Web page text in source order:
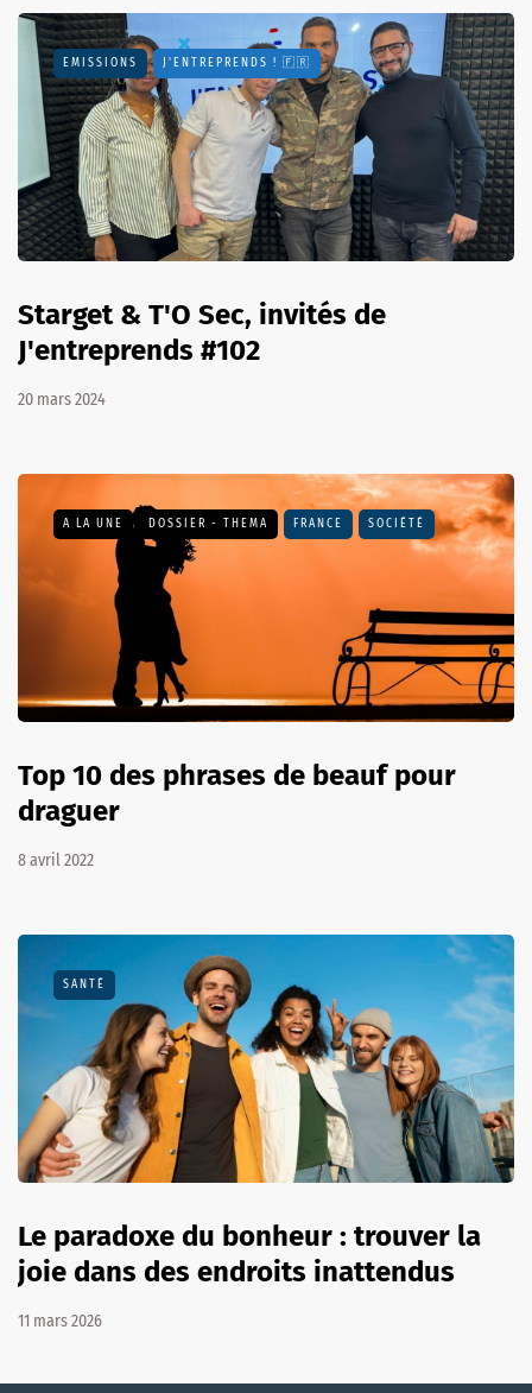
EMISSIONS J'ENTREPRENDS ! 🇫🇷
Starget & T'O Sec, invités de
J'entreprends #102
20 mars 2024
A LA UNE DOSSIER - THEMA FRANCE SOCIÉTÉ
Top 10 des phrases de beauf pour
draguer
8 avril 2022
SANTÉ
Le paradoxe du bonheur : trouver la
joie dans des endroits inattendus
11 mars 2026